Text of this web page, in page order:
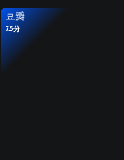
豆瓣
7.5分